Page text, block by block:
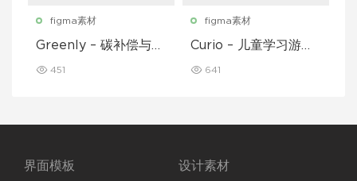
figma素材
Greenly – 碳补偿与废
I 套件
451
figma素材
Curio – 儿童学习游戏
641
界面模板 设计素材